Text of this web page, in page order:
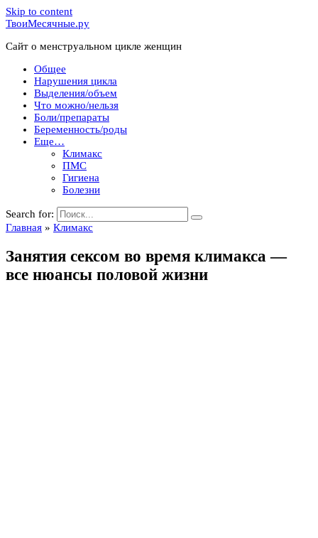
Skip to content
ТвоиМесячные.ру
Сайт о менструальном цикле женщин
Общее
Нарушения цикла
Выделения/объем
Что можно/нельзя
Боли/препараты
Беременность/роды
Еще…
Климакс
ПМС
Гигиена
Болезни
Search for:
Главная » Климакс
Занятия сексом во время климакса —
все нюансы половой жизни